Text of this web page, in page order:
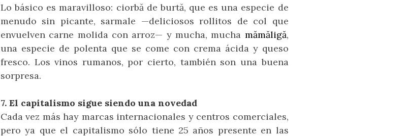
Lo básico es maravilloso: ciorbă de burtă, que es una especie de
menudo sin picante, sarmale —deliciosos rollitos de col que
envuelven carne molida con arroz— y mucha, mucha mămăligă,
una especie de polenta que se come con crema ácida y queso
fresco. Los vinos rumanos, por cierto, también son una buena
sorpresa.
7. El capitalismo sigue siendo una novedad
Cada vez más hay marcas internacionales y centros comerciales,
pero ya que el capitalismo sólo tiene 25 años presente en las